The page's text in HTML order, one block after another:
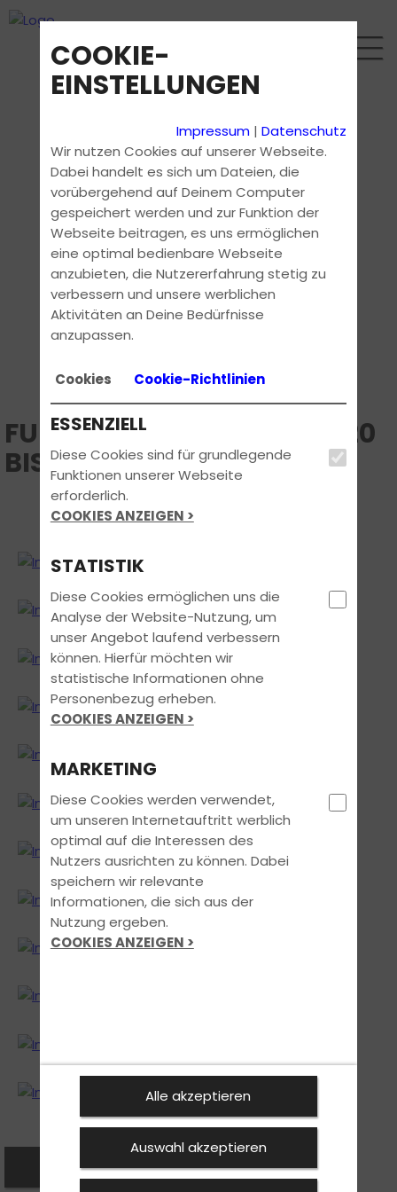
FUN LEARN KURS 08.02.2020
BIS 15.02.2020
Zurück
COOKIE-
EINSTELLUNGEN
Impressum |Datenschutz
Wir nutzen Cookies auf unserer Webseite.
Dabei handelt es sich um Dateien, die
vorübergehend auf Deinem Computer
gespeichert werden und zur Funktion der
Webseite beitragen, es uns ermöglichen
eine optimal bedienbare Webseite
anzubieten, die Nutzererfahrung stetig zu
verbessern und unsere werblichen
Aktivitäten an Deine Bedürfnisse
anzupassen.
Cookies Cookie-Richtlinien
ESSENZIELL
Diese Cookies sind für grundlegende
Funktionen unserer Webseite
erforderlich.
COOKIES ANZEIGEN >
STATISTIK
Diese Cookies ermöglichen uns die
Analyse der Website-Nutzung, um
unser Angebot laufend verbessern
können. Hierfür möchten wir
statistische Informationen ohne
Personenbezug erheben.
COOKIES ANZEIGEN >
MARKETING
Diese Cookies werden verwendet,
um unseren Internetauftritt werblich
optimal auf die Interessen des
Nutzers ausrichten zu können. Dabei
speichern wir relevante
Informationen, die sich aus der
Nutzung ergeben.
COOKIES ANZEIGEN >
Alle akzeptieren
Auswahl akzeptieren